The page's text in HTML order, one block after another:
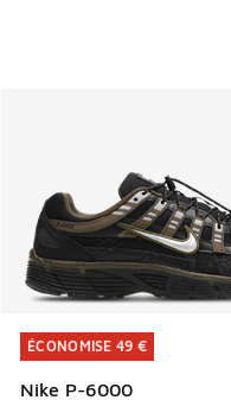
ÉCONOMISE 49 €
Nike P-6000
ÉCONOMISE 49 €